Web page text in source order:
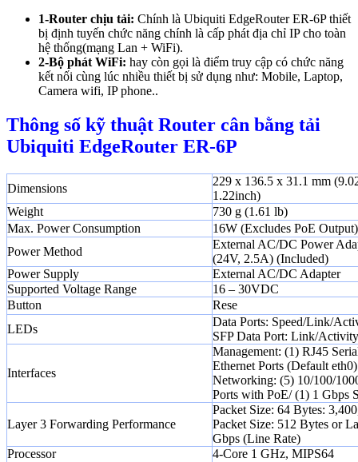
1-Router chịu tải: Chính là Ubiquiti EdgeRouter ER-6P thiết
bị định tuyến chức năng chính là cấp phát địa chỉ IP cho toàn
hệ thống(mạng Lan + WiFi).
2-Bộ phát WiFi: hay còn gọi là điểm truy cập có chức năng
kết nối cùng lúc nhiều thiết bị sử dụng như: Mobile, Laptop,
Camera wifi, IP phone..
Thông số kỹ thuật Router cân bằng tải
Ubiquiti EdgeRouter ER-6P
Dimensions
229 x 136.5 x 31.1 mm
1.22inch)
Weight
730 g (1.61 lb)
Max. Power Consumption
16W (Excludes PoE Output)
Power Method
External AC/DC Power
(24V, 2.5A) (Included)
Power Supply
External AC/DC Adapter
Supported Voltage Range
16 – 30VDC
Button
Rese
LEDs
Data Ports: Speed/Link/
SFP Data Port: Link/Activity
Interfaces
Management: (1) RJ45
Ethernet Ports (Default eth0)
Networking: (5) 10/100/
Ports with PoE/ (1) 1 Gbps
Layer 3 Forwarding Performance
Packet Size: 64 Bytes:
Packet Size: 512 Bytes or
Gbps (Line Rate)
Processor
4-Core 1 GHz, MIPS64